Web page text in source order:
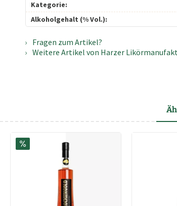
Kategorie:
Alkoholgehalt (% Vol.):
Fragen zum Artikel?
Weitere Artikel von Harzer